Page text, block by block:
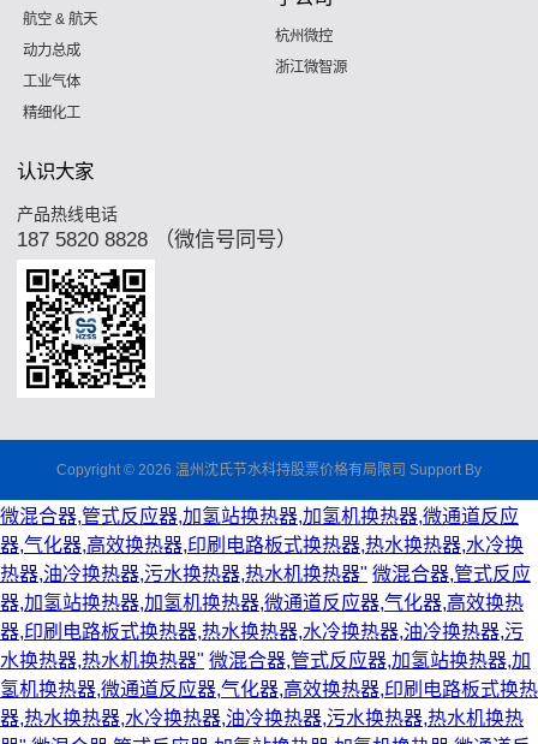
航空 & 航天
动力总成
工业气体
精细化工
杭州微控
浙江微智源
认识大家
产品热线电话
187 5820 8828 （微信号同号）
Copyright © 2026 温州沈氏节水科持股票价格有局限司 Support By
微混合器,管式反应器,加氢站换热器,加氢机换热器,微通道反应
器,气化器,高效换热器,印刷电路板式换热器,热水换热器,水冷换
热器,油冷换热器,污水换热器,热水机换热器" 微混合器,管式反应
器,加氢站换热器,加氢机换热器,微通道反应器,气化器,高效换热
器,印刷电路板式换热器,热水换热器,水冷换热器,油冷换热器,污
水换热器,热水机换热器" 微混合器,管式反应器,加氢站换热器,加
氢机换热器,微通道反应器,气化器,高效换热器,印刷电路板式换热
器,热水换热器,水冷换热器,油冷换热器,污水换热器,热水机换热